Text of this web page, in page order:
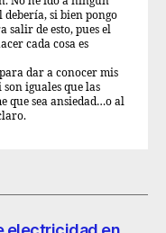
debería, si bien pongo
salir de esto, pues el
cada cosa es
dar a conocer mis
son iguales que las
que sea ansiedad…o al